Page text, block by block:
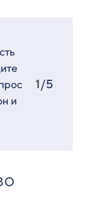
и
1/5